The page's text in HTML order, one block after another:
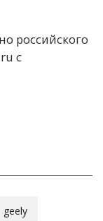
российского
с
geely